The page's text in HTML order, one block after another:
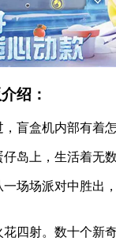
绍：
盲盒机内部有着
岛上，生活着无
场场派对中胜出
四射。数十个新